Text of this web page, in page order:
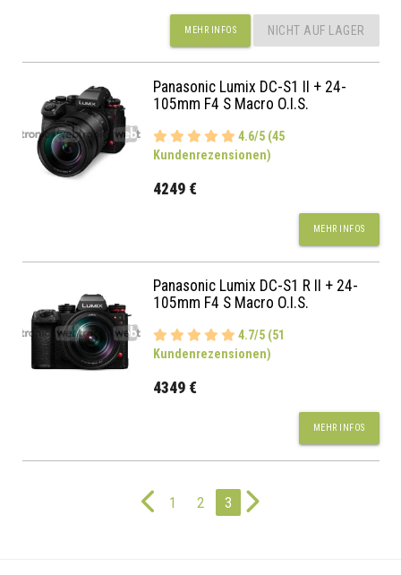
MEHR INFOS NICHT AUF LAGER
Panasonic Lumix DC-S1 II + 24-
105mm F4 S Macro O.I.S.
4.6/5 (45
Kundenrezensionen)
4249 €
MEHR INFOS
Panasonic Lumix DC-S1 R II + 24-
105mm F4 S Macro O.I.S.
4.7/5 (51
Kundenrezensionen)
4349 €
MEHR INFOS
1 2 3